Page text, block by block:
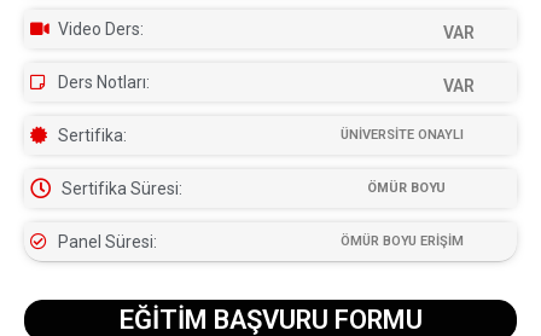
Video Ders: VAR
Ders Notları: VAR
Sertifika: ÜNİVERSİTE ONAYLI
Sertifika Süresi: ÖMÜR BOYU
Panel Süresi: ÖMÜR BOYU ERİŞİM
EĞİTİM BAŞVURU FORMU​